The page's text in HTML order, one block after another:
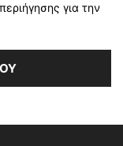
για την